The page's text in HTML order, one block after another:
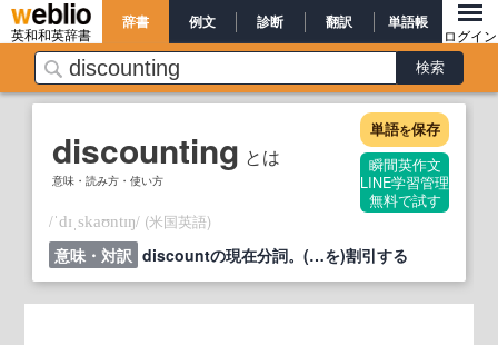
英和和英辞書
辞書 例文 診断 翻訳 単語帳
ログイン
discounting とは
意味・読み方・使い方
単語を保存
瞬間英作文
LINE学習管理
無料で試す
/ˈdɪˌskaʊntɪŋ/ (米国英語)
意味・対訳 discountの現在分詞。(…を)割引する